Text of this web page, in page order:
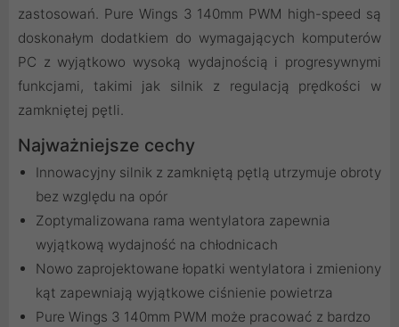
zastosowań. Pure Wings 3 140mm PWM high-speed są
doskonałym dodatkiem do wymagających komputerów
PC z wyjątkowo wysoką wydajnością i progresywnymi
funkcjami, takimi jak silnik z regulacją prędkości w
zamkniętej pętli.
Najważniejsze cechy
Innowacyjny silnik z zamkniętą pętlą utrzymuje obroty
bez względu na opór
Zoptymalizowana rama wentylatora zapewnia
wyjątkową wydajność na chłodnicach
Nowo zaprojektowane łopatki wentylatora i zmieniony
kąt zapewniają wyjątkowe ciśnienie powietrza
Pure Wings 3 140mm PWM może pracować z bardzo